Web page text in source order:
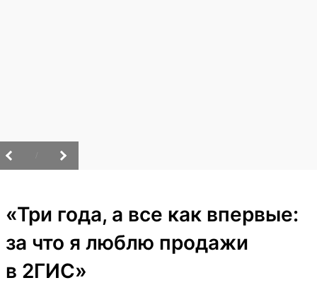
«Три года, а все как впервые:
за что я люблю продажи
в 2ГИС»